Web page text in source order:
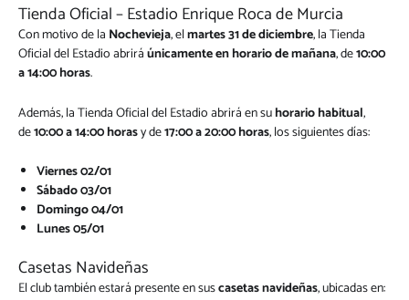
Tienda Oficial – Estadio Enrique Roca de Murcia
Con motivo de la Nochevieja, elmartes 31 de diciembre, la Tienda
Oficial del Estadio abriráúnicamente en horario de mañana, de10:00
a 14:00 horas.
Además, la Tienda Oficial del Estadio abrirá en suhorario habitual,
de10:00 a 14:00 horasy de17:00 a 20:00 horas, los siguientes días:
Viernes 02/01
Sábado 03/01
Domingo 04/01
Lunes 05/01
Casetas Navideñas
El club también estará presente en suscasetas navideñas, ubicadas en: